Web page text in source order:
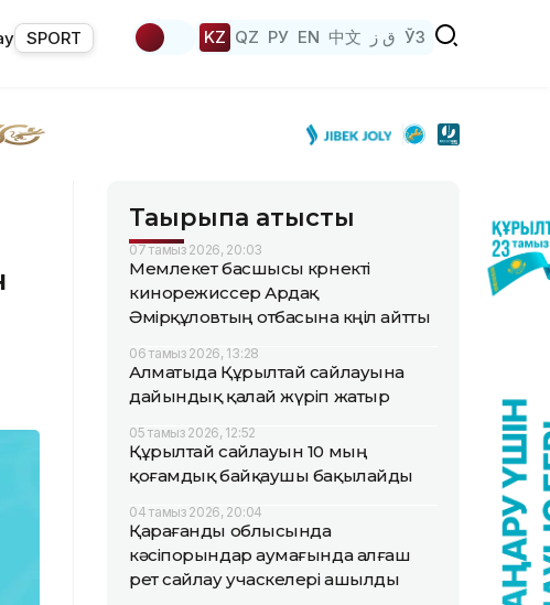
SPORT KZ QZ РУ EN 中文 ق ز ЎЗ
Тақырыпқа қатысты
07 тамыз 2026, 20:03
Мемлекет басшысы көрнекті
кинорежиссер Ардақ
Әмірқұловтың отбасына көңіл айтты
06 тамыз 2026, 13:28
Алматыда Құрылтай сайлауына
дайындық қалай жүріп жатыр
05 тамыз 2026, 12:52
Құрылтай сайлауын 10 мың
қоғамдық байқаушы бақылайды
04 тамыз 2026, 20:04
Қарағанды облысында
кәсіпорындар аумағында алғаш
рет сайлау учаскелері ашылды